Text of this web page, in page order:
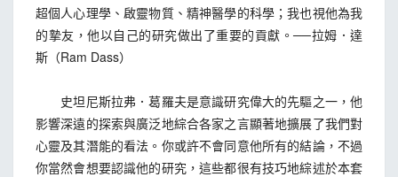
超個人心理學、啟靈物質、精神醫學的科學；我也視他為我
的摯友，他以自己的研究做出了重要的貢獻。──拉姆．達
斯（Ram Dass）
史坦尼斯拉弗．葛羅夫是意識研究偉大的先驅之一，他
影響深遠的探索與廣泛地綜合各家之言顯著地擴展了我們對
心靈及其潛能的看法。你或許不會同意他所有的結論，不過
你當然會想要認識他的研究，這些都很有技巧地綜述於本套